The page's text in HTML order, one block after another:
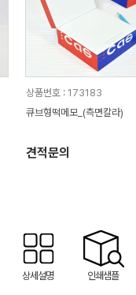
상품번호 : 173183
큐브형떡메모_(측면칼라)
견적문의
상세설명 인쇄샘플